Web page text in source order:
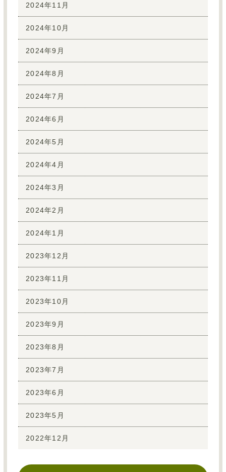
2024年11月
2024年10月
2024年9月
2024年8月
2024年7月
2024年6月
2024年5月
2024年4月
2024年3月
2024年2月
2024年1月
2023年12月
2023年11月
2023年10月
2023年9月
2023年8月
2023年7月
2023年6月
2023年5月
2022年12月